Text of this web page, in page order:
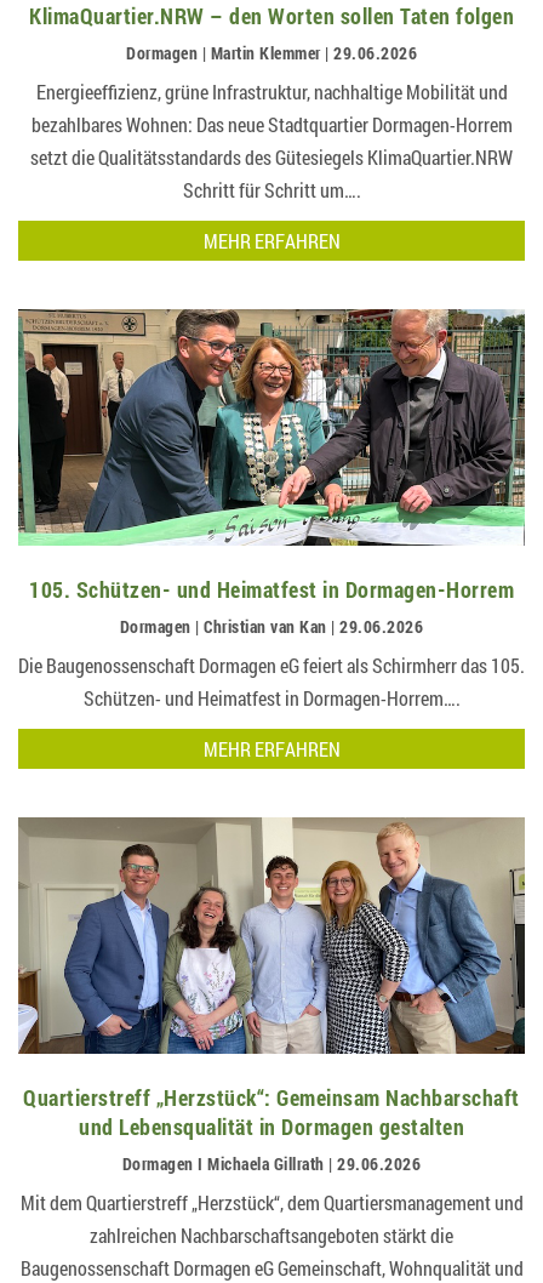
KlimaQuartier.NRW – den Worten sollen Taten folgen
Dormagen | Martin Klemmer | 29.06.2026
Energieeffizienz, grüne Infrastruktur, nachhaltige Mobilität und
bezahlbares Wohnen: Das neue Stadtquartier Dormagen-Horrem
setzt die Qualitätsstandards des Gütesiegels KlimaQuartier.NRW
Schritt für Schritt um….
MEHR ERFAHREN
105. Schützen- und Heimatfest in Dormagen-Horrem
Dormagen | Christian van Kan | 29.06.2026
Die Baugenossenschaft Dormagen eG feiert als Schirmherr das 105.
Schützen- und Heimatfest in Dormagen-Horrem….
MEHR ERFAHREN
Quartierstreff „Herzstück“: Gemeinsam Nachbarschaft
und Lebensqualität in Dormagen gestalten
Dormagen I Michaela Gillrath | 29.06.2026
Mit dem Quartierstreff „Herzstück“, dem Quartiersmanagement und
zahlreichen Nachbarschaftsangeboten stärkt die
Baugenossenschaft Dormagen eG Gemeinschaft, Wohnqualität und